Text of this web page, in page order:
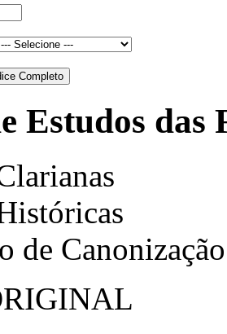
Estudos das
de Canonização